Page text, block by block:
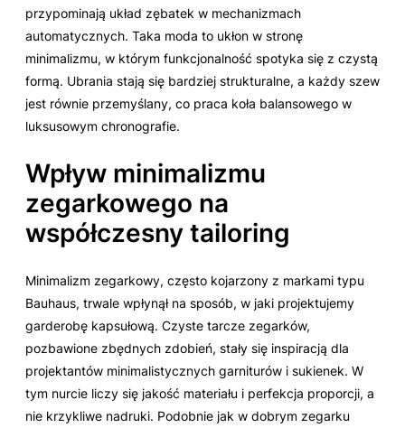
przypominają układ zębatek w mechanizmach
automatycznych. Taka moda to ukłon w stronę
minimalizmu, w którym funkcjonalność spotyka się z czystą
formą. Ubrania stają się bardziej strukturalne, a każdy szew
jest równie przemyślany, co praca koła balansowego w
luksusowym chronografie.
Wpływ minimalizmu
zegarkowego na
współczesny tailoring
Minimalizm zegarkowy, często kojarzony z markami typu
Bauhaus, trwale wpłynął na sposób, w jaki projektujemy
garderobę kapsułową. Czyste tarcze zegarków,
pozbawione zbędnych zdobień, stały się inspiracją dla
projektantów minimalistycznych garniturów i sukienek. W
tym nurcie liczy się jakość materiału i perfekcja proporcji, a
nie krzykliwe nadruki. Podobnie jak w dobrym zegarku